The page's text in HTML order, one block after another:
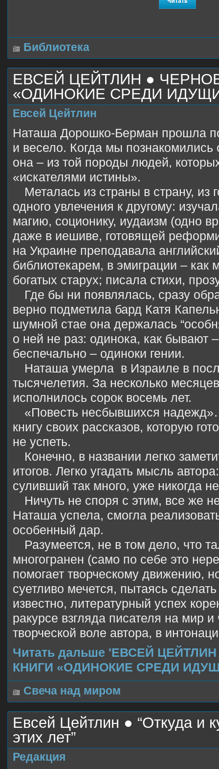
Библиотека
ЕВСЕЙ ЦЕЙТЛИН ●
«ОДИНОКИЕ СРЕДИ
Евсей Цейтлин
Наташа Дорошко-Берман прошла
и весело. Когда мы познакомились
она – из той породы людей,
«искателями истины».
Металась из страны в страну, из
одного увлечения к другому:
магию, соционику, иудаизм (одно
даже в иешиве, готовящей
на Украине преподавала
библиотекарем, в эмиграции – как
богатых старух; писала стихи,
Где бы ни появлялась, сразу
верно подметила бард Катя
шумной стае она держалась
о ней не раз: одинока, как бывают
беспечально – одиноки гении.
Наташа умерла в Израиле в
тысячелетия. За несколько
исполнилось сорок восемь лет.
«Повесть несбывшихся
книгу своих рассказов, которую
не успеть.
Конечно, в названии легко
итогов. Легко угадать мысль
суливший так много, уже никогда
Ничуть не споря с этим, все же
Наташа успела, смогла
особенный дар.
Разумеется, не в том дело, что
многогранен (само по себе это
помогает творческому движению,
суетливо мечется, пытаясь
известно, литературный успех
ракурсе взгляда писателя на мир и
творческой воле автора, в
Читать дальше 'ЕВСЕЙ
КНИГИ «ОДИНОКИЕ СРЕДИ
Свеча над миром
Евсей Цейтлин ● “Откуда и
этих лет”
Редакция